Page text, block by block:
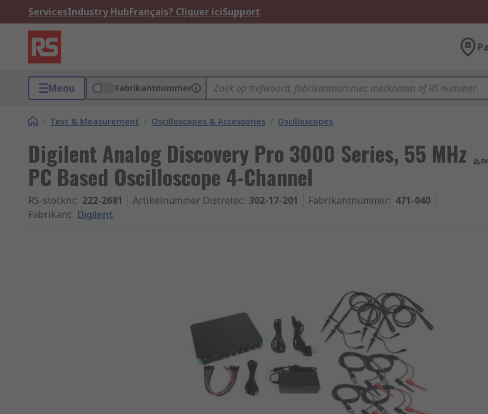
ServicesIndustry HubFrançais? Cliquer iciSupport
Menu Fabrikantnummer
/ Test & Measurement / Oscilloscopes & Accessories / Oscilloscopes
Digilent Analog Discovery Pro 3000 Series, 55 MHz
PC Based Oscilloscope 4-Channel
RS-stocknr.: 222-2681 Artikelnummer Distrelec: 302-17-201 Fabrikantnummer: 471-040
Fabrikant: Digilent